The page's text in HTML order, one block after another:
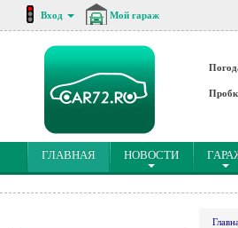
Вход Мой гараж
ГЛАВНАЯ(CURRENT)
НОВОСТИ